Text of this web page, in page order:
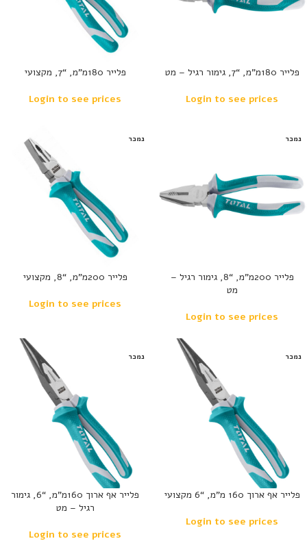
פלייר 180מ”מ, “7, גימור רגיל – מט
Login to see prices
פלייר 180מ”מ, “7, מקצועי
Login to see prices
נמכר
פלייר 200מ”מ, “8, גימור רגיל –
מט
Login to see prices
נמכר
פלייר 200מ”מ, “8, מקצועי
Login to see prices
נמכר
פלייר אף ארוך 160 מ”מ, “6 מקצועי
Login to see prices
נמכר
פלייר אף ארוך 160מ”מ, “6, גימור
רגיל – מט
Login to see prices